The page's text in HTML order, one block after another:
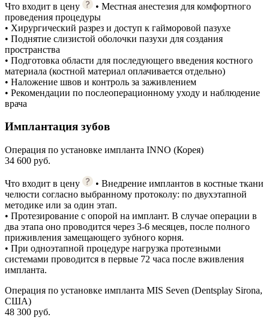
Что входит в цену
• Местная анестезия для комфортного
проведения процедуры
• Хирургический разрез и доступ к гайморовой пазухе
• Поднятие слизистой оболочки пазухи для создания
пространства
• Подготовка области для последующего введения костного
материала (костной материал оплачивается отдельно)
• Наложение швов и контроль за заживлением
• Рекомендации по послеоперационному уходу и наблюдение
врача
Имплантация зубов
Операция по установке импланта INNO (Корея)
34 600 руб.
Что входит в цену
• Внедрение имплантов в костные ткани
челюсти согласно выбранному протоколу: по двухэтапной
методике или за один этап.
• Протезирование с опорой на имплант. В случае операции в
два этапа оно проводится через 3-6 месяцев, после полного
приживления замещающего зубного корня.
• При одноэтапной процедуре нагрузка протезными
системами проводится в первые 72 часа после вживления
импланта.
Операция по установке импланта MIS Seven (Dentsplay Sirona,
США)
48 300 руб.